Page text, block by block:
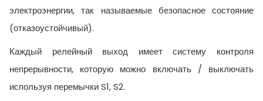
электроэнергии, так называемые безопасное состояние
(отказоустойчивый).
Каждый релейный выход имеет систему контроля
непрерывности, которую можно включать / выключать
используя перемычки S1, S2.